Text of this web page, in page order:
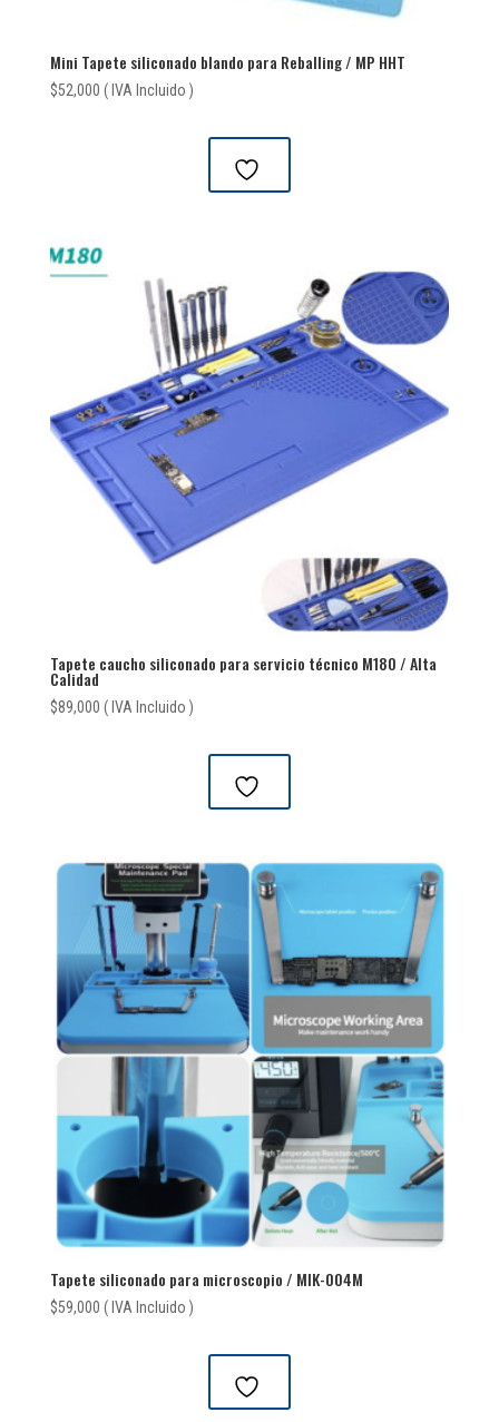
Mini Tapete siliconado blando para Reballing / MP HHT
$52,000 ( IVA Incluido )
Tapete caucho siliconado para servicio técnico M180 / Alta
Calidad
$89,000 ( IVA Incluido )
Tapete siliconado para microscopio / MIK-004M
$59,000 ( IVA Incluido )